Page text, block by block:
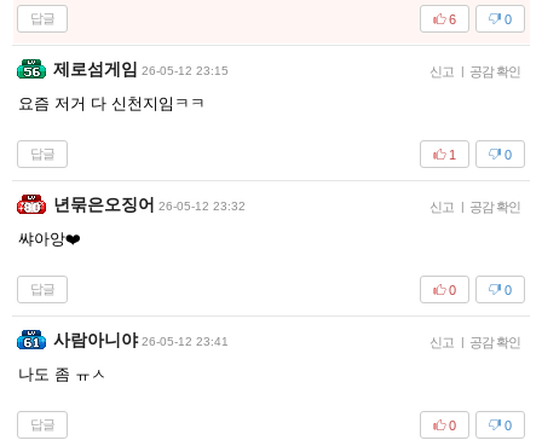
답글 0
6
제로섬게임 26-05-12 23:15 신고 | 공감 확인
요즘 저거 다 신천지임ㅋㅋ
답글 0
1
년묶은오징어 26-05-12 23:32 신고 | 공감 확인
쌰아앙❤️
답글 0
0
사람아니야 26-05-12 23:41 신고 | 공감 확인
나도 좀 ㅠㅅ
답글 0
0